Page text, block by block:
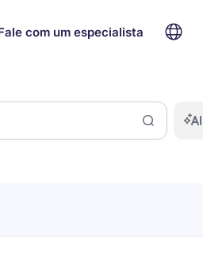
com um especialista